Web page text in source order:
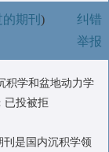
期刊 )
纠错
举报
积学和盆地动力学
已投被拒
是国内沉积学领